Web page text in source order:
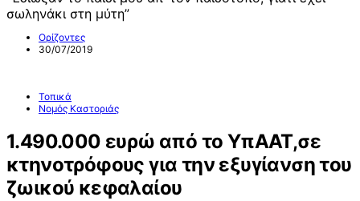
σωληνάκι στη μύτη”
Ορίζοντες
30/07/2019
Τοπικά
Νομός Καστοριάς
1.490.000 ευρώ από το ΥπΑΑΤ,σε
κτηνοτρόφους για την εξυγίανση του
ζωικού κεφαλαίου